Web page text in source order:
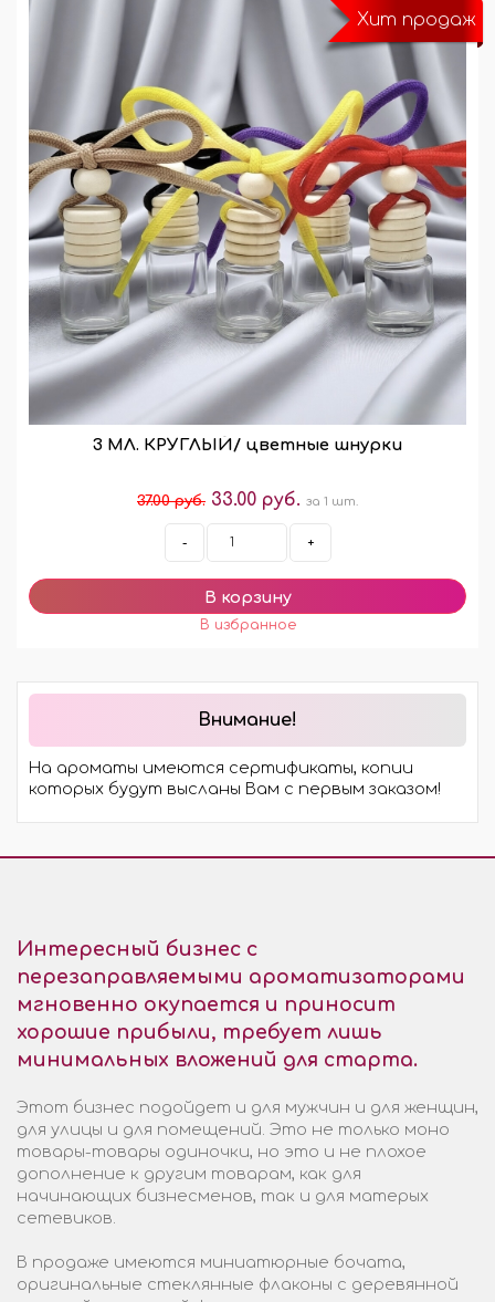
Хит продаж
3 МЛ. КРУГЛЫЙ/ цветные шнурки
37.00 руб. 33.00 руб. за 1 шт.
- +
Внимание!
На ароматы имеются сертификаты, копии
которых будут высланы Вам с первым заказом!
Интересный бизнес с
перезаправляемыми ароматизаторами
мгновенно окупается и приносит
хорошие прибыли, требует лишь
минимальных вложений для старта.
Этот бизнес подойдет и для мужчин и для женщин,
для улицы и для помещений. Это не только моно
товары-товары одиночки, но это и не плохое
дополнение к другим товарам, как для
начинающих бизнесменов, так и для матерых
сетевиков.
В продаже имеются миниатюрные бочата,
оригинальные стеклянные флаконы с деревянной